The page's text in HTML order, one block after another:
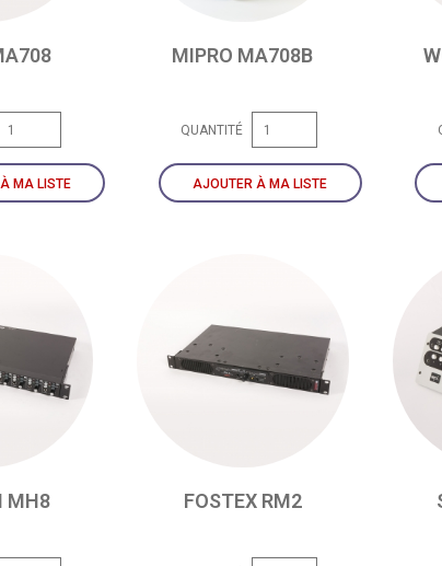
MA LISTE
MIPRO MA708B
QUANTITÉ
AJOUTER À MA LISTE
MH8 FOSTEX RM2